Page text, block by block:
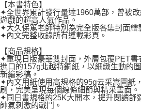
【本書特色】
✦全世界累計發行量達1960萬部，曾被改
遊戲的超高人氣作品。
✦大久保篤老師特別為完全版各集封面繪
✦內文完整收錄所有連載彩頁。
【商品規格】
✦重現日版豪華雙封面，外層包覆PET書
進口的157g北越特銅紙，以細緻生動的
新繪彩稿。
✦內文用紙使用高規格的95g云采嵩圖紙
刷，完美呈現每個線條細節與精采畫面。
✦同日書規格的25K大開本，提升閱讀舒
帥氣刺激的戰鬥。